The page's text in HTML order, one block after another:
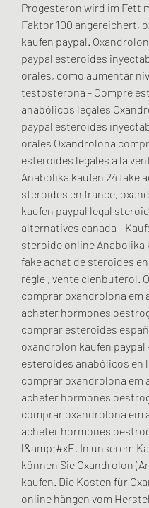
Progesteron wird im Fett
Faktor 100 angereichert,
kaufen paypal.
paypal esteroides
orales, como aumentar
testosterona - Compre
anabólicos legales
paypal esteroides
orales Oxandrolona
esteroides legales a la
Anabolika kaufen 24 fake
steroides en france,
kaufen paypal legal steroid
alternatives canada -
steroide online Anabolika
fake achat de steroides
règle , vente clenbuterol.
comprar oxandrolona em
acheter hormones
comprar esteroides
oxandrolon kaufen paypal
esteroides anabólicos en
comprar oxandrolona em
acheter hormones
comprar oxandrolona em
acheter hormones
l&amp;#xE. In unserem
können Sie Oxandrolon
kaufen. Die Kosten für
online hängen vom